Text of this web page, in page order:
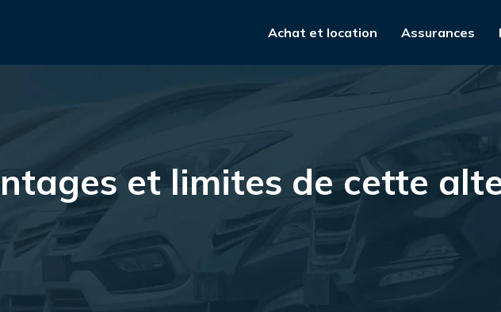
Achat et location Assurances
et limites de cette